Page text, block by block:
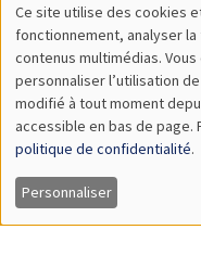
UNIQUEMENT EN
GRAND PUBLIC
Lundi 17 novembre 2025
19:00 à 21:00
Utilisation
des
données
personnelles
et
des
Ce site utilise des cookies
fonctionnement, analyser
contenus multimédias.
personnaliser l’utilisation
modifié à tout moment
accessible en bas de page.
politique de confidentialité.
Personnaliser